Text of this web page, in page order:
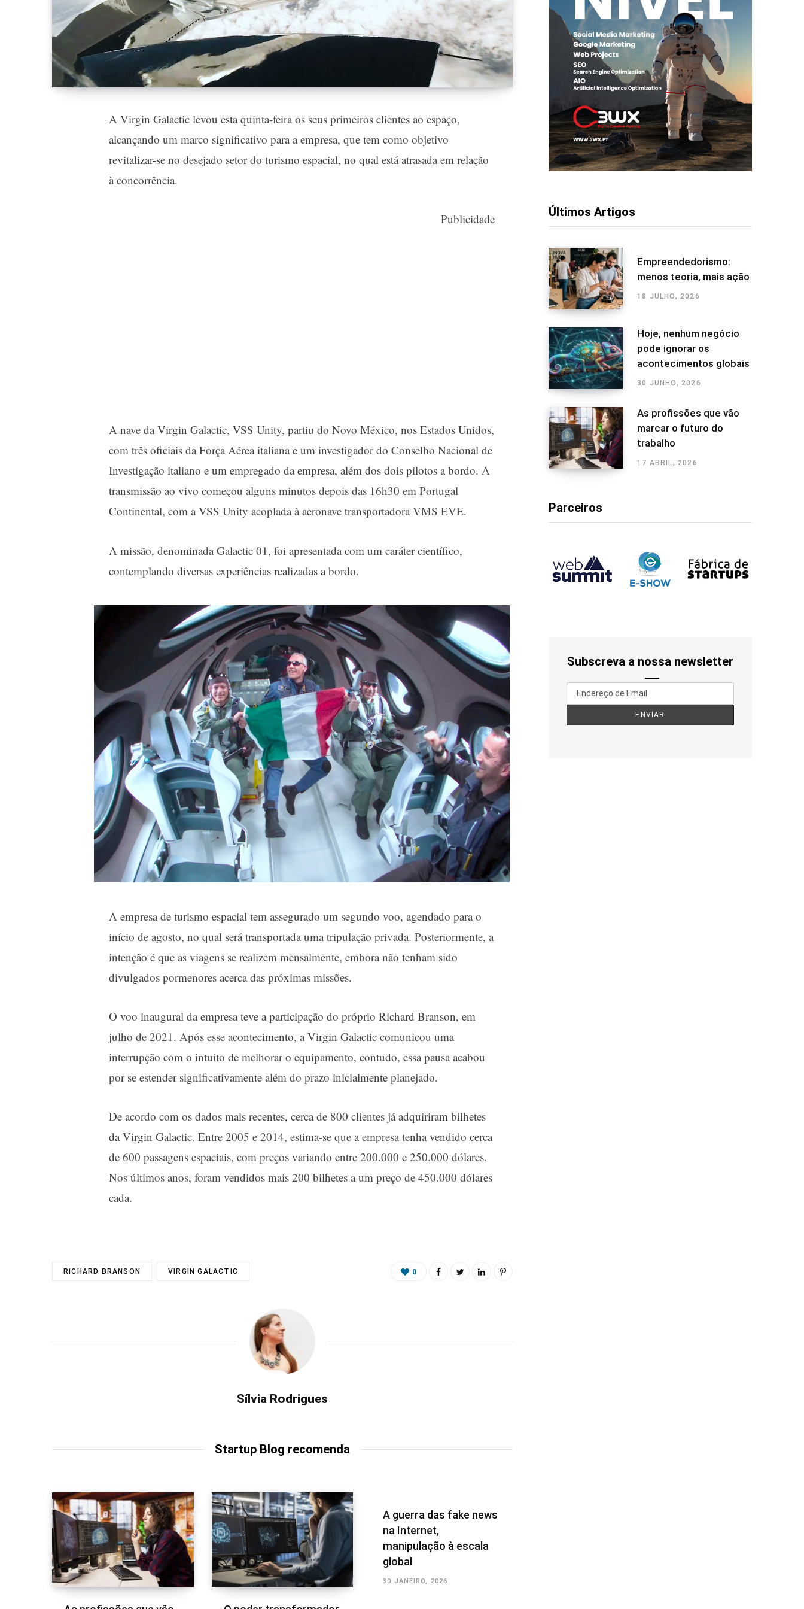
A Virgin Galactic levou esta quinta-feira os seus primeiros clientes ao espaço,
alcançando um marco significativo para a empresa, que tem como objetivo
revitalizar-se no desejado setor do turismo espacial, no qual está atrasada em relação
à concorrência.
Publicidade
A nave da Virgin Galactic, VSS Unity, partiu do Novo México, nos Estados Unidos,
com três oficiais da Força Aérea italiana e um investigador do Conselho Nacional de
Investigação italiano e um empregado da empresa, além dos dois pilotos a bordo. A
transmissão ao vivo começou alguns minutos depois das 16h30 em Portugal
Continental, com a VSS Unity acoplada à aeronave transportadora VMS EVE.
A missão, denominada Galactic 01, foi apresentada com um caráter científico,
contemplando diversas experiências realizadas a bordo.
A empresa de turismo espacial tem assegurado um segundo voo, agendado para o
início de agosto, no qual será transportada uma tripulação privada. Posteriormente, a
intenção é que as viagens se realizem mensalmente, embora não tenham sido
divulgados pormenores acerca das próximas missões.
O voo inaugural da empresa teve a participação do próprio Richard Branson, em
julho de 2021. Após esse acontecimento, a Virgin Galactic comunicou uma
interrupção com o intuito de melhorar o equipamento, contudo, essa pausa acabou
por se estender significativamente além do prazo inicialmente planejado.
De acordo com os dados mais recentes, cerca de 800 clientes já adquiriram bilhetes
da Virgin Galactic. Entre 2005 e 2014, estima-se que a empresa tenha vendido cerca
de 600 passagens espaciais, com preços variando entre 200.000 e 250.000 dólares.
Nos últimos anos, foram vendidos mais 200 bilhetes a um preço de 450.000 dólares
cada.
RICHARD BRANSON VIRGIN GALACTIC 0
Sílvia Rodrigues
Startup Blog recomenda
A guerra das fake news
na Internet,
manipulação à escala
global
30 JANEIRO, 2026
Últimos Artigos
Empreendedorismo:
menos teoria, mais ação
18 JULHO, 2026
Hoje, nenhum negócio
pode ignorar os
acontecimentos globais
30 JUNHO, 2026
As profissões que vão
marcar o futuro do
trabalho
17 ABRIL, 2026
Parceiros
Subscreva a nossa newsletter